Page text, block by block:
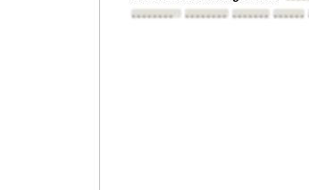
••••••••
•••••••• ••••••••